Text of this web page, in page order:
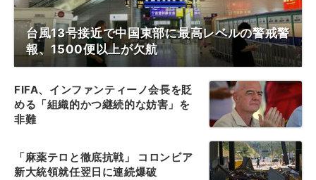
台風13号接近で中国東部に最高レベルの警戒警
報、1500便以上が欠航
FIFA、インファンティーノ会長を貶
める「組織的かつ継続的な妨害」を
非難
「麻薬テロと徹底抗戦」 コロンビア
新大統領就任翌日に連続爆破